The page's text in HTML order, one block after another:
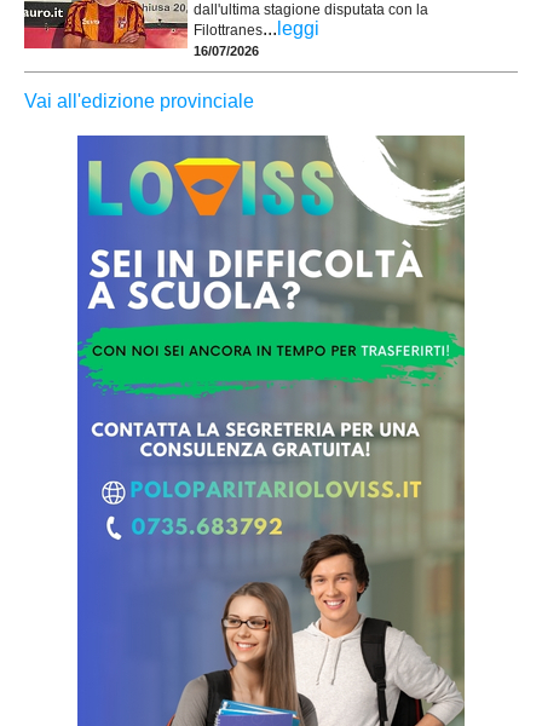
dall'ultima stagione disputata con la
Filottranes... leggi
16/07/2026
Vai all'edizione provinciale